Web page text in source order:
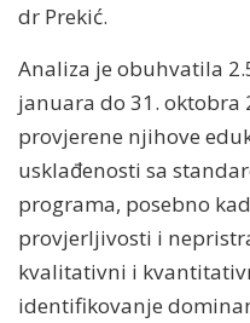
dr Prekić.
Analiza je obuhvatila
januara do 31. oktobra
provjerene njihove
usklađenosti sa
programa, posebno
provjerljivosti i
kvalitativni i
identifikovanje